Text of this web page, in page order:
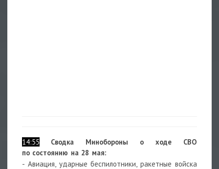
14:55
Сводка Минобороны о ходе СВО
по состоянию на 28 мая:
- Авиация, ударные беспилотники, ракетные войска